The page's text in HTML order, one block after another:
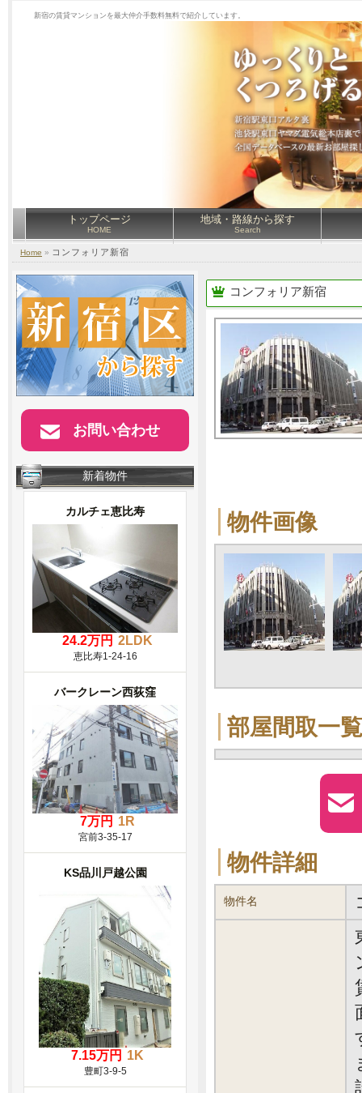
新宿の賃貸マンションを最大仲介手数料無料で紹介しています。
トップページ
HOME
地域・路線から探す
Search
Home » コンフォリア新宿
コンフォリア新宿
物件画像
部屋間取一覧
物件詳細
物件名
お問い合わせ
新着物件
カルチェ恵比寿
24.2万円 2LDK
恵比寿1-24-16
バークレーン西荻窪
7万円 1R
宮前3-35-17
KS品川戸越公園
7.15万円 1K
豊町3-9-5